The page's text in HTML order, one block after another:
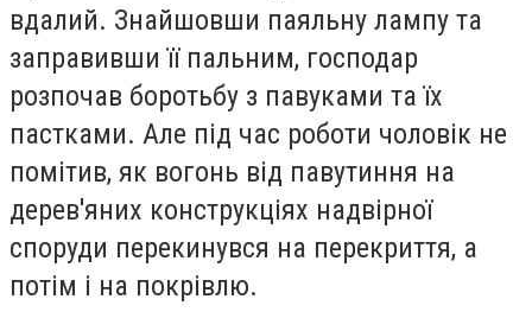
вдалий. Знайшовши паяльну лампу та
заправивши її пальним, господар
розпочав боротьбу з павуками та їх
пастками. Але під час роботи чоловік не
помітив, як вогонь від павутиння на
дерев'яних конструкціях надвірної
споруди перекинувся на перекриття, а
потім і на покрівлю.